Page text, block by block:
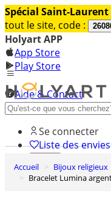
Spécial Saint-Laurent
tout le site, code :
Holyart APP
App Store
Play Store
Aide & Contact
Découvrez Premium
Se connecter
Liste des envies
0
Panier
Accueil Bijoux religieux
Bracelet Lumina